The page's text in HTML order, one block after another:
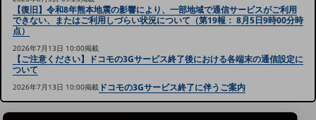
産業・地域DXプラットフォーマーとして
企業と地域が持続成長する社会を目指します
Smart City
Smart Education
Smart Healthcare
Smart Industry
Smart Mobility
Smart Worksite
生成AI(Generative AI)
【復旧】令和8年熊本地震の影響により、一部地域で通信サービスがご利用
できない、またはご利用しづらい状況について（第19報： 8月5日9時00分時
点）
2026年7月13日 10:00掲載
【ご注意ください】ドコモの3Gサービス終了後における各端末の通信設定に
ついて
2026年7月13日 10:00掲載 ドコモの3Gサービス終了に伴うご案内